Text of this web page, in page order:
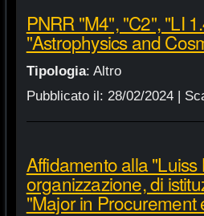
PNRR "M4", "C2", "LI
"Astrophysics and
Tipologia: Altro
Pubblicato il: 28/02/2024|
Affidamento alla
organizzazione, di
"Major in